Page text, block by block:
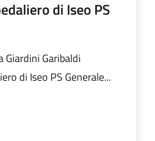
di Iseo PS
Giardini Garibaldi
di Iseo PS Generale...